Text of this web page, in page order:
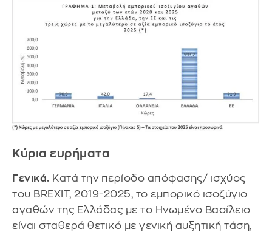
Κύρια ευρήματα
Γενικά. Κατά την περίοδο απόφασης/ ισχύος
του BREXIT, 2019-2025, το εμπορικό ισοζύγιο
αγαθών της Ελλάδας με το Ηνωμένο Βασίλειο
είναι σταθερά θετικό με γενική αυξητική τάση,